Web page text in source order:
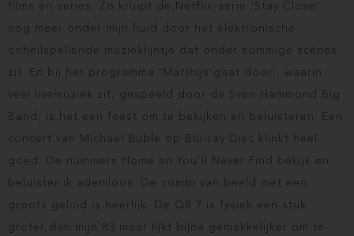
films en series. Zo kruipt de Netflix-serie ‘Stay Close’
nog meer onder mijn huid door het elektronische
onheilspellende muzieklijntje dat onder sommige scènes
zit. En bij het programma ‘Matthijs gaat door’, waarin
veel livemuziek zit, gespeeld door de Sven Hammond Big
Band, is het een feest om te bekijken en beluisteren. Een
concert van Michael Bublé op Blu-ray Disc klinkt heel
goed. De nummers Home en You’ll Never Find bekijk en
beluister ik ademloos. De combi van beeld met een
groots geluid is heerlijk. De QR 7 is fysiek een stuk
groter dan mijn R3 maar lijkt bijna gemakkelijker om te